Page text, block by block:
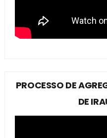
PROCESSO DE
DE